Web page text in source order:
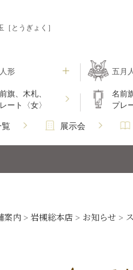
とうぎょく］
形 五月
旗、木札、
ート〈女〉
名前
プレ
展示会
案内 > 岩槻総本店 > お知らせ >